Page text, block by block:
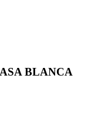
BLANCA